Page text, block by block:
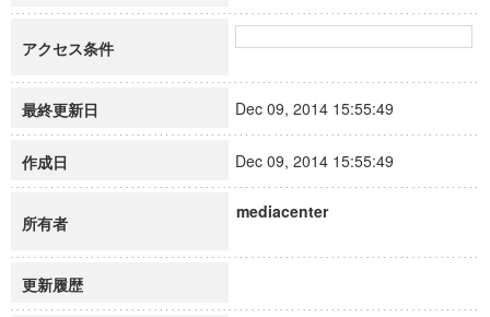
アクセス条件
最終更新日 Dec 09, 2014 15:55:49
作成日 Dec 09, 2014 15:55:49
所有者
mediacenter
更新履歴